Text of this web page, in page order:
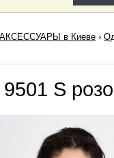
в Киеве ›
S